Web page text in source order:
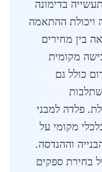
בדימונה
ויכולת ההתאמה
בין מחירים
מקומית
כולל גם
פלדה למבני
מקומי על
וההנדסה.
בחירת ספקים